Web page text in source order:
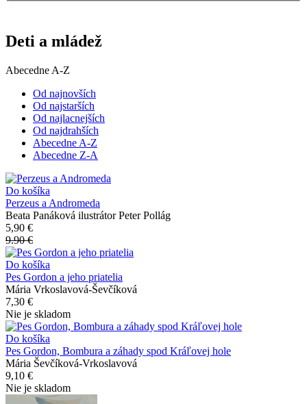
Deti a mládež
Abecedne A-Z
Od najnovších
Od najstarších
Od najlacnejších
Od najdrahších
Abecedne A-Z
Abecedne Z-A
Do košíka
Perzeus a Andromeda
Beata Panáková ilustrátor Peter Pollág
5,90 €
9.90 €
Do košíka
Pes Gordon a jeho priatelia
Mária Vrkoslavová-Ševčíková
7,30 €
Nie je skladom
Do košíka
Pes Gordon, Bombura a záhady spod Kráľovej hole
Mária Ševčíková-Vrkoslavová
9,10 €
Nie je skladom